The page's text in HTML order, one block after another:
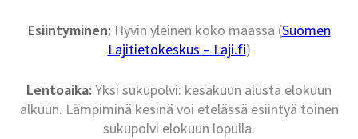
Esiintyminen:Hyvin yleinen koko maassa (Suomen
Lajitietokeskus – Laji.fi)
Lentoaika:Yksi sukupolvi: kesäkuun alusta elokuun
alkuun. Lämpiminä kesinä voi etelässä esiintyä toinen
sukupolvi elokuun lopulla.